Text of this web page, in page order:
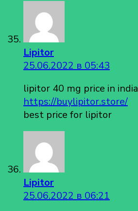
Lipitor
25.06.2022 в 05:43
lipitor 40 mg price in india
https://buylipitor.store/
best price for lipitor
Lipitor
25.06.2022 в 06:21